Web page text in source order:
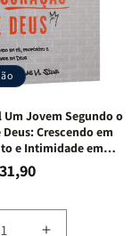
Equipe
Teológica
Penkal
Um Jovem Segundo o
Crescendo em
e Intimidade em